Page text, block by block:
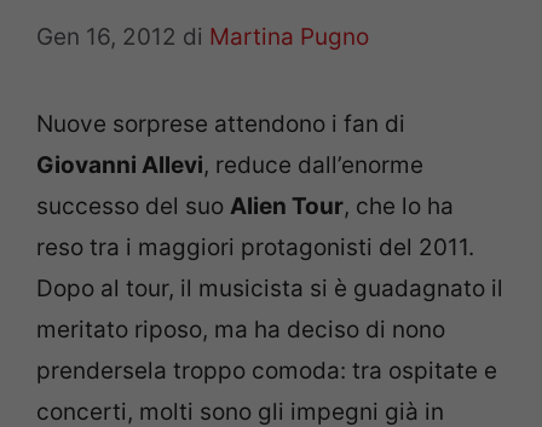
Gen 16, 2012 di Martina Pugno
Nuove sorprese attendono i fan di
Giovanni Allevi, reduce dall’enorme
successo del suo Alien Tour, che lo ha
reso tra i maggiori protagonisti del 2011.
Dopo al tour, il musicista si è guadagnato il
meritato riposo, ma ha deciso di nono
prendersela troppo comoda: tra ospitate e
concerti, molti sono gli impegni già in